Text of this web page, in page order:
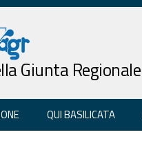
Giunta Regionale
QUI BASILICATA